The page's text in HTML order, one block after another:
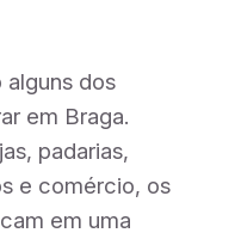
alguns dos
em Braga.
padarias,
e comércio, os
em uma